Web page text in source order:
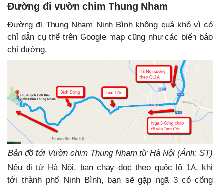
Đường đi vườn chim Thung Nham
Đường đi Thung Nham Ninh Bình không quá khó vì có
chỉ dẫn cụ thể trên Google map cũng như các biển báo
chỉ đường.
Bản đồ tới Vườn chim Thung Nham từ Hà Nội (Ảnh: ST)
Nếu đi từ Hà Nội, bạn chạy dọc theo quốc lộ 1A, khi
tới thành phố Ninh Bình, bạn sẽ gặp ngã 3 có cổng